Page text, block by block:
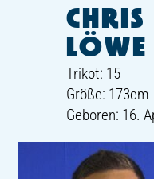
CHRIS
LÖWE
Trikot: 15
Größe: 173cm
Geboren: 16.